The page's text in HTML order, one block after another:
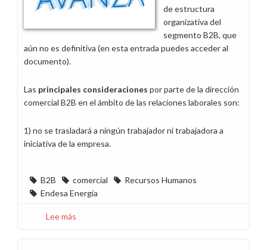
el
organizativo
de estructura
organizativa del
segmento B2B, que
aún no es definitiva (en esta entrada puedes acceder al
documento).
Las principales consideraciones por parte de la dirección
comercial B2B en el ámbito de las relaciones laborales son:
1) no se trasladará a ningún trabajador ni trabajadora a
iniciativa de la empresa.
B2B comercial
Recursos Humanos
Endesa Energía
Lee más